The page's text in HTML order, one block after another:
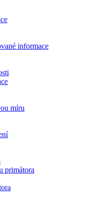
informace
míru
primátora